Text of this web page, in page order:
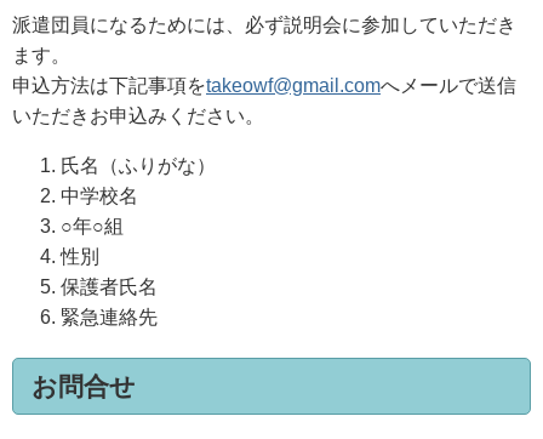
派遣団員になるためには、必ず説明会に参加していただき
ます。
申込方法は下記事項をtakeowf@gmail.comへメールで送信
いただきお申込みください。
氏名（ふりがな）
中学校名
○年○組
性別
保護者氏名
緊急連絡先
お問合せ